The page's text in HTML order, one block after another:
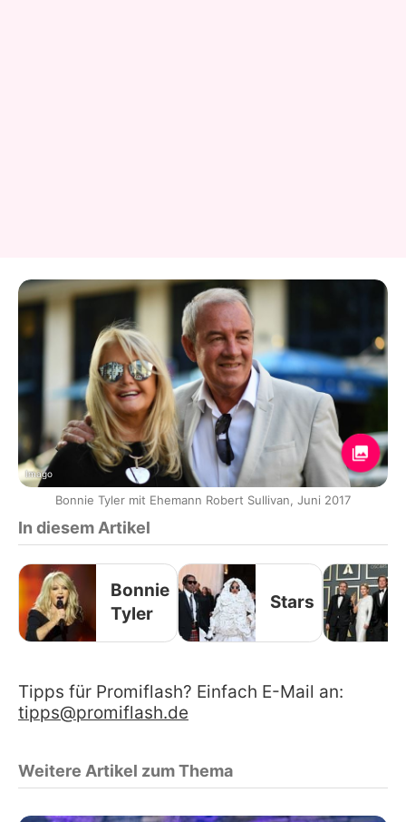
Imago
Bonnie Tyler mit Ehemann Robert Sullivan, Juni 2017
In diesem Artikel
Bonnie
Tyler
Stars
Tipps für Promiflash? Einfach E-Mail an:
tipps@promiflash.de
Weitere Artikel zum Thema